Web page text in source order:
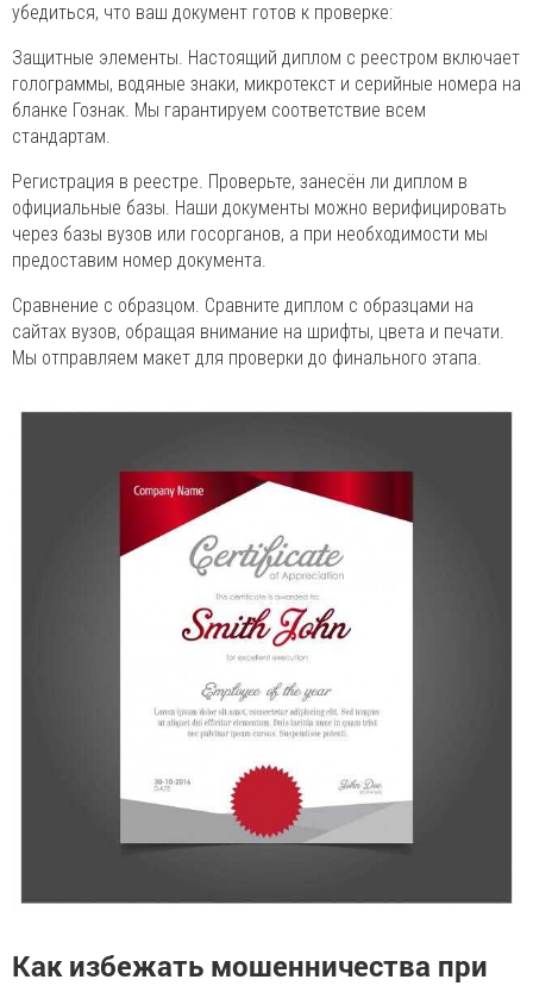
убедиться, что ваш документ готов к проверке:
Защитные элементы. Настоящий диплом с реестром включает
голограммы, водяные знаки, микротекст и серийные номера на
бланке Гознак. Мы гарантируем соответствие всем
стандартам.
Регистрация в реестре. Проверьте, занесён ли диплом в
официальные базы. Наши документы можно верифицировать
через базы вузов или госорганов, а при необходимости мы
предоставим номер документа.
Сравнение с образцом. Сравните диплом с образцами на
сайтах вузов, обращая внимание на шрифты, цвета и печати.
Мы отправляем макет для проверки до финального этапа.
Как избежать мошенничества при